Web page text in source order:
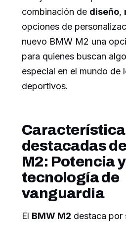
combinación de diseño,
opciones de
nuevo BMW M2 una
para quienes buscan
especial en el mundo de
deportivos.
destacadas
M2: Potencia y
tecnología de
vanguardia
El BMW M2 destaca por